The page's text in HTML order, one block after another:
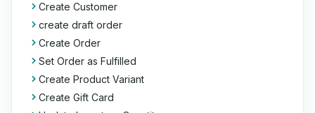
Create Customer
create draft order
Create Order
Set Order as Fulfilled
Create Product Variant
Create Gift Card